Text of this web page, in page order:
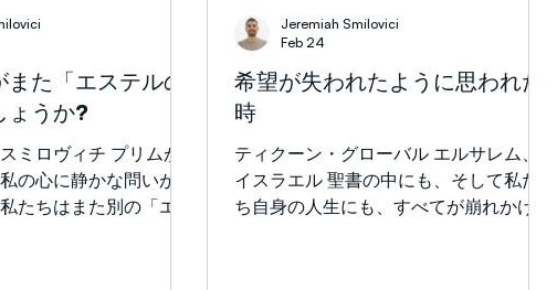
とは、単に批判者への
でなく、闇の王国がど
終的にどのように弱ま
う、より深い霊的現実
した。 私自身にとっ
ュアの原則は長年特別
ました。2013年以
ー・イントレーターと
「王の門に座っていた」人物として描か
が尊敬される官吏であり、影響力のある
人物であったことを意味します。そして
同時にユダヤ人でもありました。帝国の
歴史と政治の重要な局面において、モル
デカイは信念に基づいた決断を下しま
す。すなわち、王自ら任命した新しい宰
た「エステルの
ょうか?
ミロヴィチ プリムが
の心に静かな問いが湧
たちはまた別の「エス
希望が失われたように思われた
時
ティクーン・グローバル エルサレム、
イスラエル 聖書の中にも、そして私た
ち自身の人生にも、すべてが崩れかけて
Jeremiah Smilovici
Feb 24